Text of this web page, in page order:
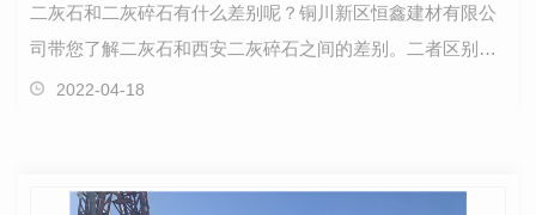
二灰石和二灰碎石有什么差别呢？铜川新区恒鑫建材有限公
司带您了解二灰石和西安二灰碎石之间的差别。二者区别：
二灰土顾名思义是由石灰、粉煤灰、土三种无机物有机…
2022-04-18